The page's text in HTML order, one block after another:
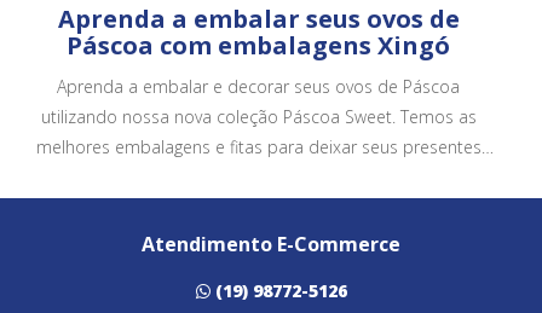
Aprenda a embalar seus ovos de
Páscoa com embalagens Xingó
Aprenda a embalar e decorar seus ovos de Páscoa
utilizando nossa nova coleção Páscoa Sweet. Temos as
melhores embalagens e fitas para deixar seus presentes
Atendimento E-Commerce
(19) 98772-5126